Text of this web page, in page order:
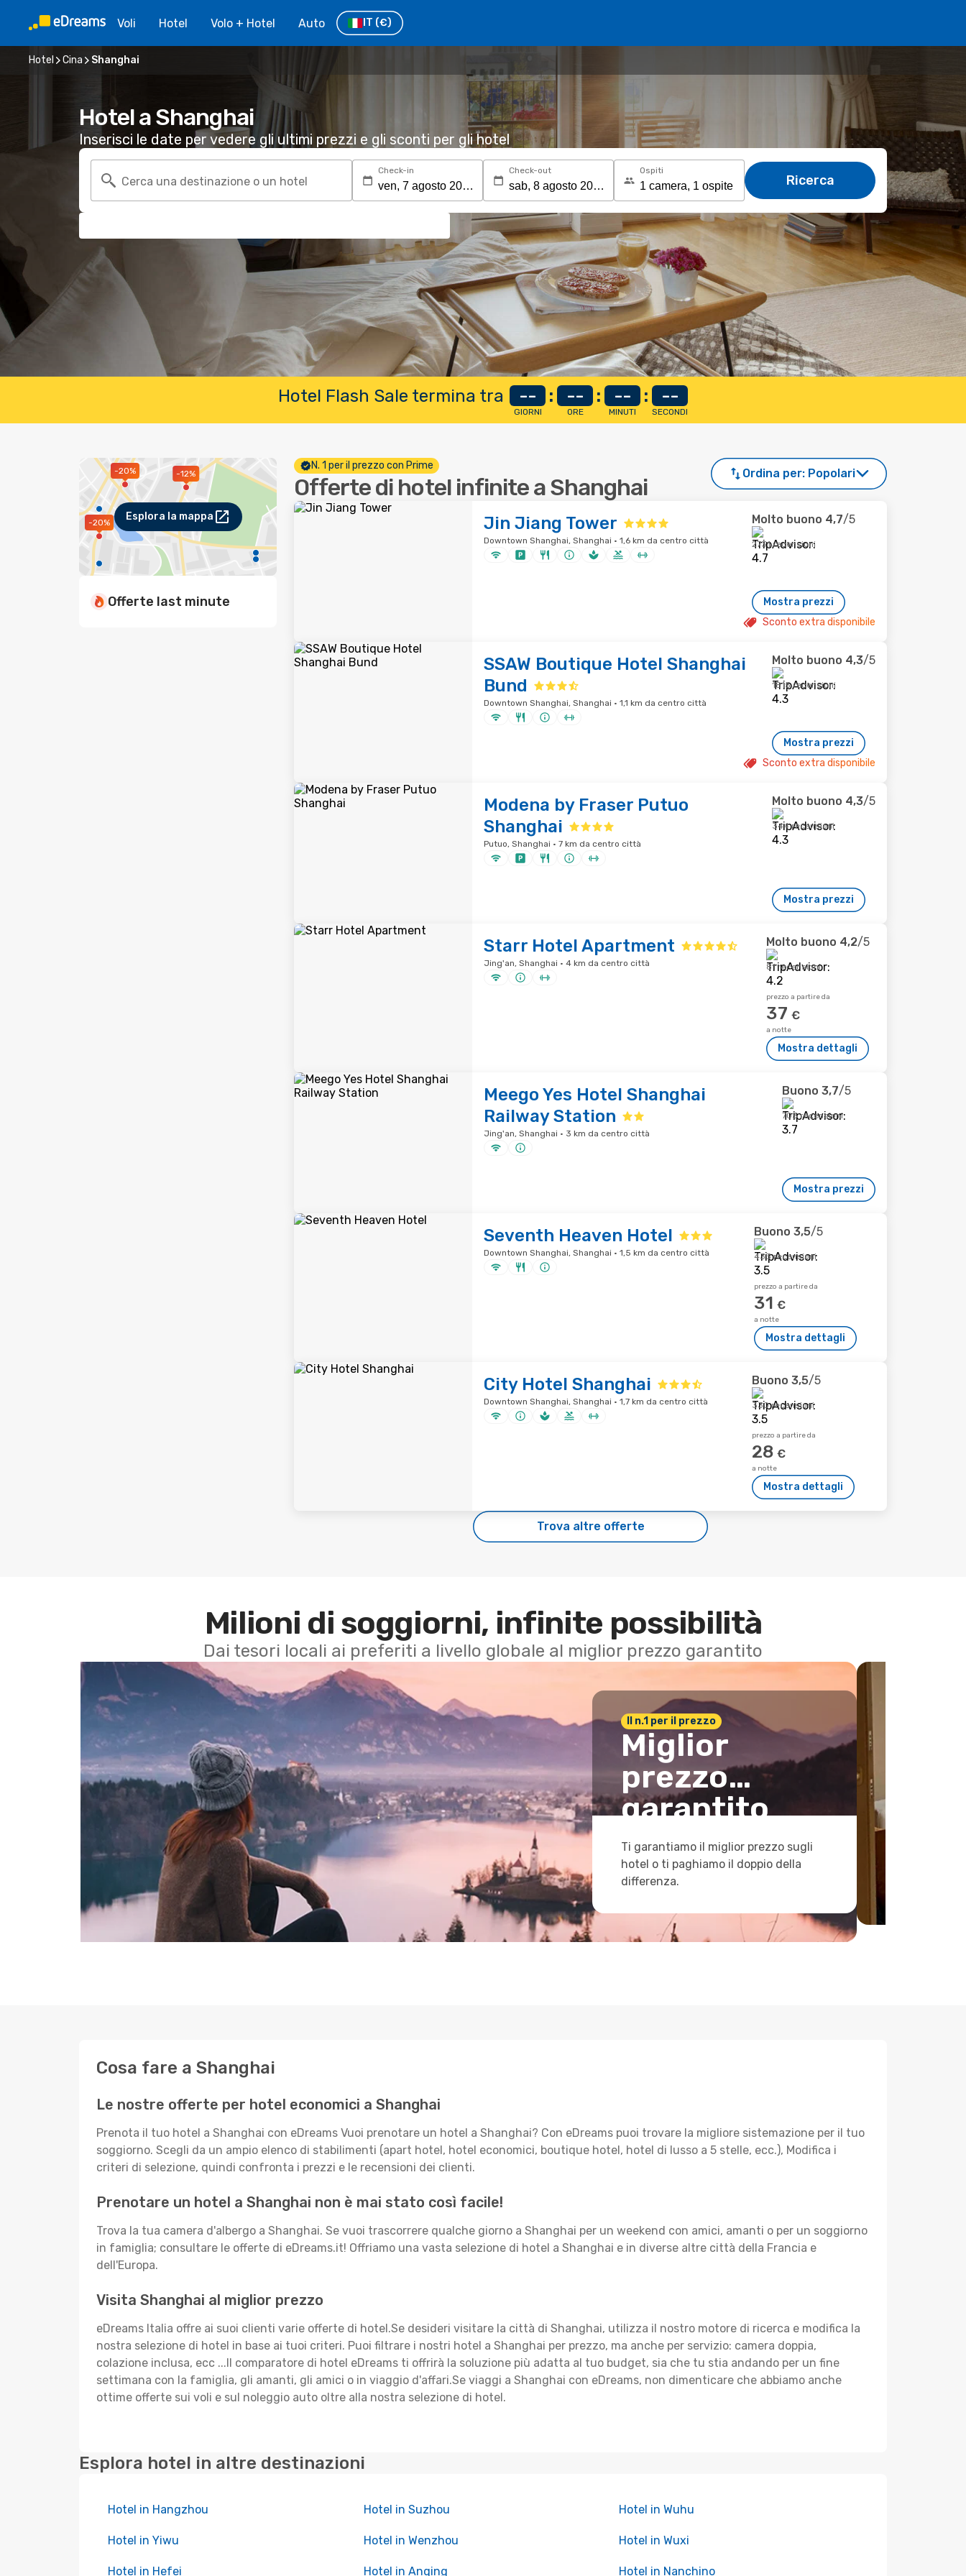
Voli Hotel Volo + Hotel Auto IT (€)
Hotel Cina Shanghai
Hotel a Shanghai
Inserisci le date per vedere gli ultimi prezzi e gli sconti per gli hotel
Cerca una destinazione o un hotel
Check-in Check-out Ospiti
Ricerca
Hotel Flash Sale termina tra --
GIORNI
: --
ORE
: --
MINUTI
: --
SECONDI
-20%
-20%
-12%
Esplora la mappa
Offerte last minute
N. 1 per il prezzo con Prime
Offerte di hotel infinite a Shanghai
Ordina per: Popolari
Jin Jiang Tower
Downtown Shanghai, Shanghai · 1,6 km da centro città
Molto buono 4,7/5
2731 recensioni
Mostra prezzi
Sconto extra disponibile
SSAW Boutique Hotel Shanghai
Bund
Downtown Shanghai, Shanghai · 1,1 km da centro città
Molto buono 4,3/5
1815 recensioni
Mostra prezzi
Sconto extra disponibile
Modena by Fraser Putuo
Shanghai
Putuo, Shanghai · 7 km da centro città
Molto buono 4,3/5
344 recensioni
Mostra prezzi
Starr Hotel Apartment
Jing'an, Shanghai · 4 km da centro città
Molto buono 4,2/5
81 recensioni
prezzo a partire da
37 €
a notte
Mostra dettagli
Meego Yes Hotel Shanghai
Railway Station
Jing'an, Shanghai · 3 km da centro città
Buono 3,7/5
703 recensioni
Mostra prezzi
Seventh Heaven Hotel
Downtown Shanghai, Shanghai · 1,5 km da centro città
Buono 3,5/5
433 recensioni
prezzo a partire da
31 €
a notte
Mostra dettagli
City Hotel Shanghai
Downtown Shanghai, Shanghai · 1,7 km da centro città
Buono 3,5/5
330 recensioni
prezzo a partire da
28 €
a notte
Mostra dettagli
Trova altre offerte
Milioni di soggiorni, infinite possibilità
Dai tesori locali ai preferiti a livello globale al miglior prezzo garantito
Il n.1 per il prezzo
Miglior
prezzo
garantito
Ti garantiamo il miglior prezzo sugli
hotel o ti paghiamo il doppio della
differenza.
Cosa fare a Shanghai
Le nostre offerte per hotel economici a Shanghai
Prenota il tuo hotel a Shanghai con eDreams Vuoi prenotare un hotel a Shanghai? Con eDreams puoi trovare la migliore sistemazione per il tuo
soggiorno. Scegli da un ampio elenco di stabilimenti (apart hotel, hotel economici, boutique hotel, hotel di lusso a 5 stelle, ecc.), Modifica i
criteri di selezione, quindi confronta i prezzi e le recensioni dei clienti.
Prenotare un hotel a Shanghai non è mai stato così facile!
Trova la tua camera d'albergo a Shanghai. Se vuoi trascorrere qualche giorno a Shanghai per un weekend con amici, amanti o per un soggiorno
in famiglia; consultare le offerte di eDreams.it! Offriamo una vasta selezione di hotel a Shanghai e in diverse altre città della Francia e
dell'Europa.
Visita Shanghai al miglior prezzo
eDreams Italia offre ai suoi clienti varie offerte di hotel.Se desideri visitare la città di Shanghai, utilizza il nostro motore di ricerca e modifica la
nostra selezione di hotel in base ai tuoi criteri. Puoi filtrare i nostri hotel a Shanghai per prezzo, ma anche per servizio: camera doppia,
colazione inclusa, ecc ...Il comparatore di hotel eDreams ti offrirà la soluzione più adatta al tuo budget, sia che tu stia andando per un fine
settimana con la famiglia, gli amanti, gli amici o in viaggio d'affari.Se viaggi a Shanghai con eDreams, non dimenticare che abbiamo anche
ottime offerte sui voli e sul noleggio auto oltre alla nostra selezione di hotel.
Esplora hotel in altre destinazioni
Hotel in Hangzhou Hotel in Suzhou Hotel in Wuhu
Hotel in Yiwu Hotel in Wenzhou Hotel in Wuxi
Hotel in Hefei Hotel in Anqing Hotel in Nanchino